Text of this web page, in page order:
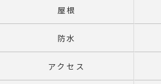
屋根
防水
アクセス